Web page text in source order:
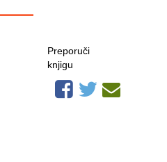
Preporuči
knjigu